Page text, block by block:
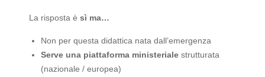
La risposta è sì ma…
Non per questa didattica nata dall’emergenza
Serve una piattaforma ministeriale strutturata
(nazionale / europea)